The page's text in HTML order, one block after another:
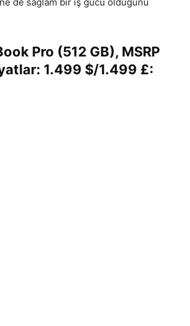
de sağlam bir iş gücü olduğunu
Pro (512 GB), MSRP
1.499 $/1.499 £: